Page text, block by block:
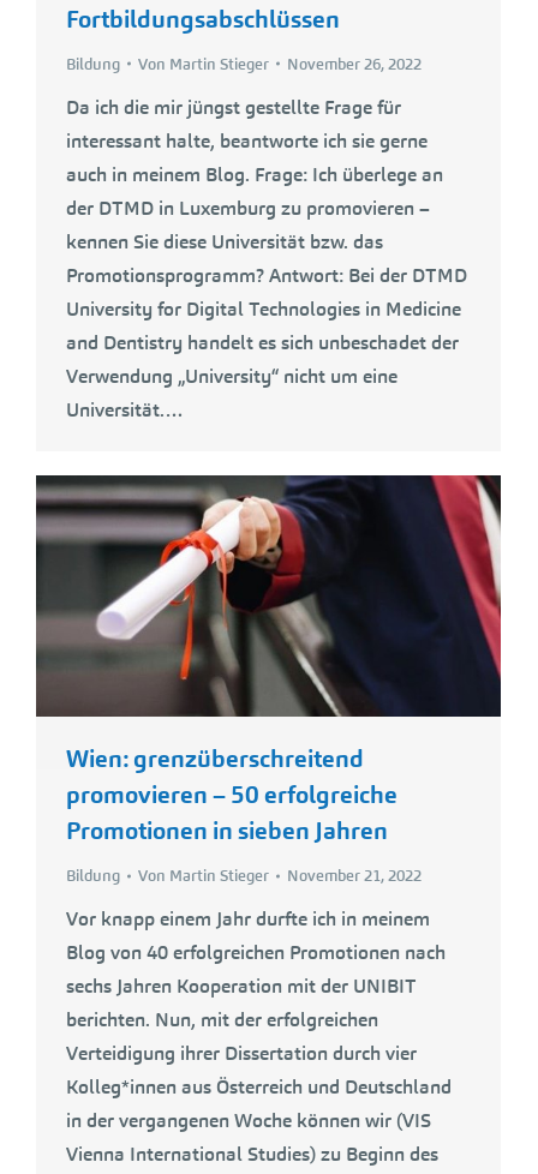
Fortbildungsabschlüssen
Bildung Von Martin Stieger November 26, 2022
Da ich die mir jüngst gestellte Frage für
interessant halte, beantworte ich sie gerne
auch in meinem Blog. Frage: Ich überlege an
der DTMD in Luxemburg zu promovieren –
kennen Sie diese Universität bzw. das
Promotionsprogramm? Antwort: Bei der DTMD
University for Digital Technologies in Medicine
and Dentistry handelt es sich unbeschadet der
Verwendung „University“ nicht um eine
Universität.…
Wien: grenzüberschreitend
promovieren – 50 erfolgreiche
Promotionen in sieben Jahren
Bildung Von Martin Stieger November 21, 2022
Vor knapp einem Jahr durfte ich in meinem
Blog von 40 erfolgreichen Promotionen nach
sechs Jahren Kooperation mit der UNIBIT
berichten. Nun, mit der erfolgreichen
Verteidigung ihrer Dissertation durch vier
Kolleg*innen aus Österreich und Deutschland
in der vergangenen Woche können wir (VIS
Vienna International Studies) zu Beginn des